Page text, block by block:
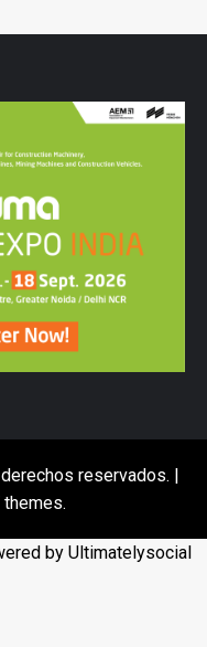
reservados. |
themes.
by Ultimatelysocial